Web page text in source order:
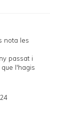
nota les
passat i
l'hagis